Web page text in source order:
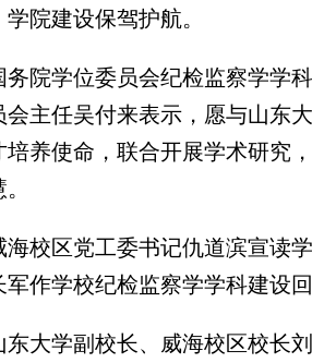
学院建设保驾护航。
学位委员会纪检监察学学科
会主任吴付来表示，愿与山东
培养使命，联合开展学术研究
区党工委书记仇道滨宣读学
军作学校纪检监察学学科建设
学副校长、威海校区校长刘